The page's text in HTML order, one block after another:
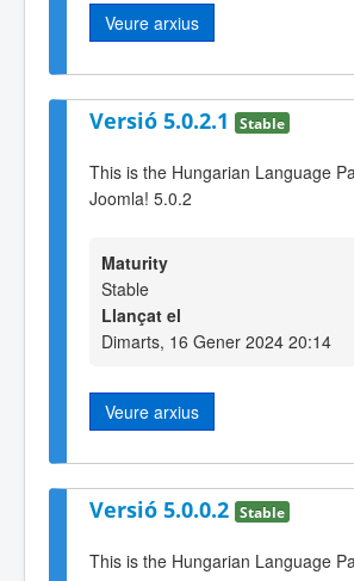
Veure arxius
Versió 5.0.2.1 Stable
This is the Hungarian Language
Joomla! 5.0.2
Maturity
Stable
Llançat el
Dimarts, 16 Gener 2024 20:14
Veure arxius
Versió 5.0.0.2 Stable
This is the Hungarian Language